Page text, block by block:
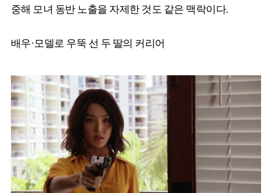
중해 모녀 동반 노출을 자제한 것도 같은 맥락이다.
배우·모델로 우뚝 선 두 딸의 커리어